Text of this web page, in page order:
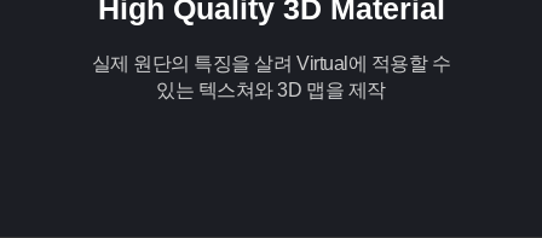
High Quality 3D Material
실제 원단의 특징을 살려 Virtual에 적용할 수
있는 텍스쳐와 3D 맵을 제작